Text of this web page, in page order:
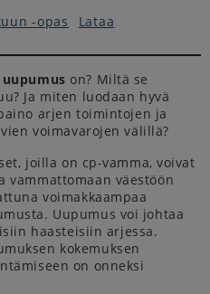
-opas
Lataa
uupumus on? Miltä se
Ja miten luodaan hyvä
arjen toimintojen ja
voimavarojen välillä?
joilla on cp-vamma, voivat
vammattomaan väestöön
voimakkaampaa
Uupumus voi johtaa
haasteisiin arjessa.
kokemuksen
on onneksi